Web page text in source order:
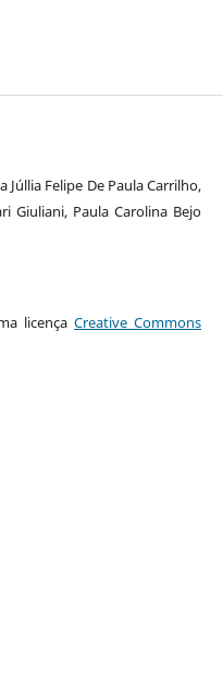
Júllia Felipe De Paula Carrilho,
Giuliani, Paula Carolina Bejo
licençaCreative Commons